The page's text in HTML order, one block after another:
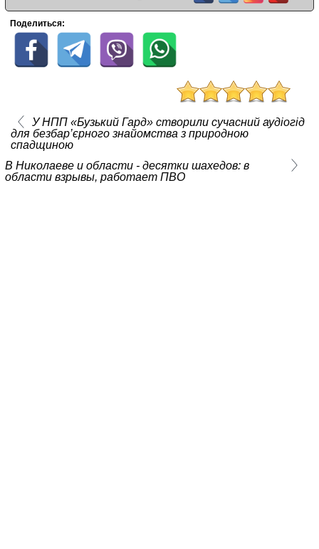
Поделиться:
У НПП «Бузький Гард» створили сучасний аудіогід
для безбар’єрного знайомства з природною
спадщиною
В Николаеве и области - десятки шахедов: в
области взрывы, работает ПВО